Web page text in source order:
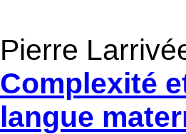
Pierre
Complexité
langue